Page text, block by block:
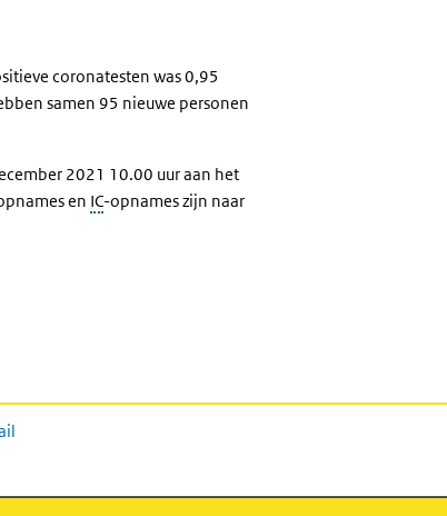
coronatesten was 0,95
samen 95 nieuwe personen
2021 10.00 uur aan het
en IC-opnames zijn naar